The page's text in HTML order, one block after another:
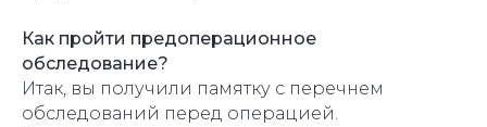
Как пройти предоперационное
обследование?
Итак, вы получили памятку с перечнем
обследований перед операцией.